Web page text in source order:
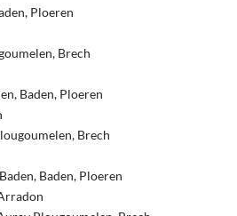
Ploeren
Brech
Baden, Ploeren
Brech
Baden, Ploeren